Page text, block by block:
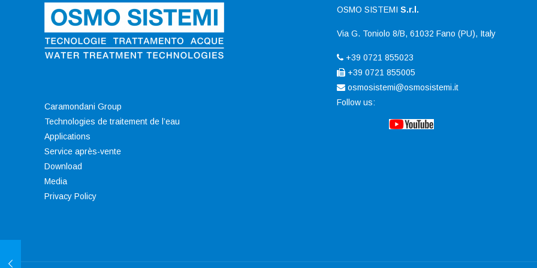
Caramondani Group
Technologies de traitement de l’eau
Applications
Service après-vente
Download
Media
Privacy Policy
OSMO SISTEMIS.r.l.
Via G. Toniolo 8/B, 61032 Fano (PU), Italy
+39 0721 855023
+39 0721 855005
osmosistemi@osmosistemi.it
Follow